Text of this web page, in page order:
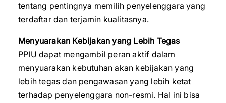
tentang pentingnya memilih penyelenggara yang
terdaftar dan terjamin kualitasnya.
Menyuarakan Kebijakan yang Lebih Tegas
PPIU dapat mengambil peran aktif dalam
menyuarakan kebutuhan akan kebijakan yang
lebih tegas dan pengawasan yang lebih ketat
terhadap penyelenggara non-resmi. Hal ini bisa